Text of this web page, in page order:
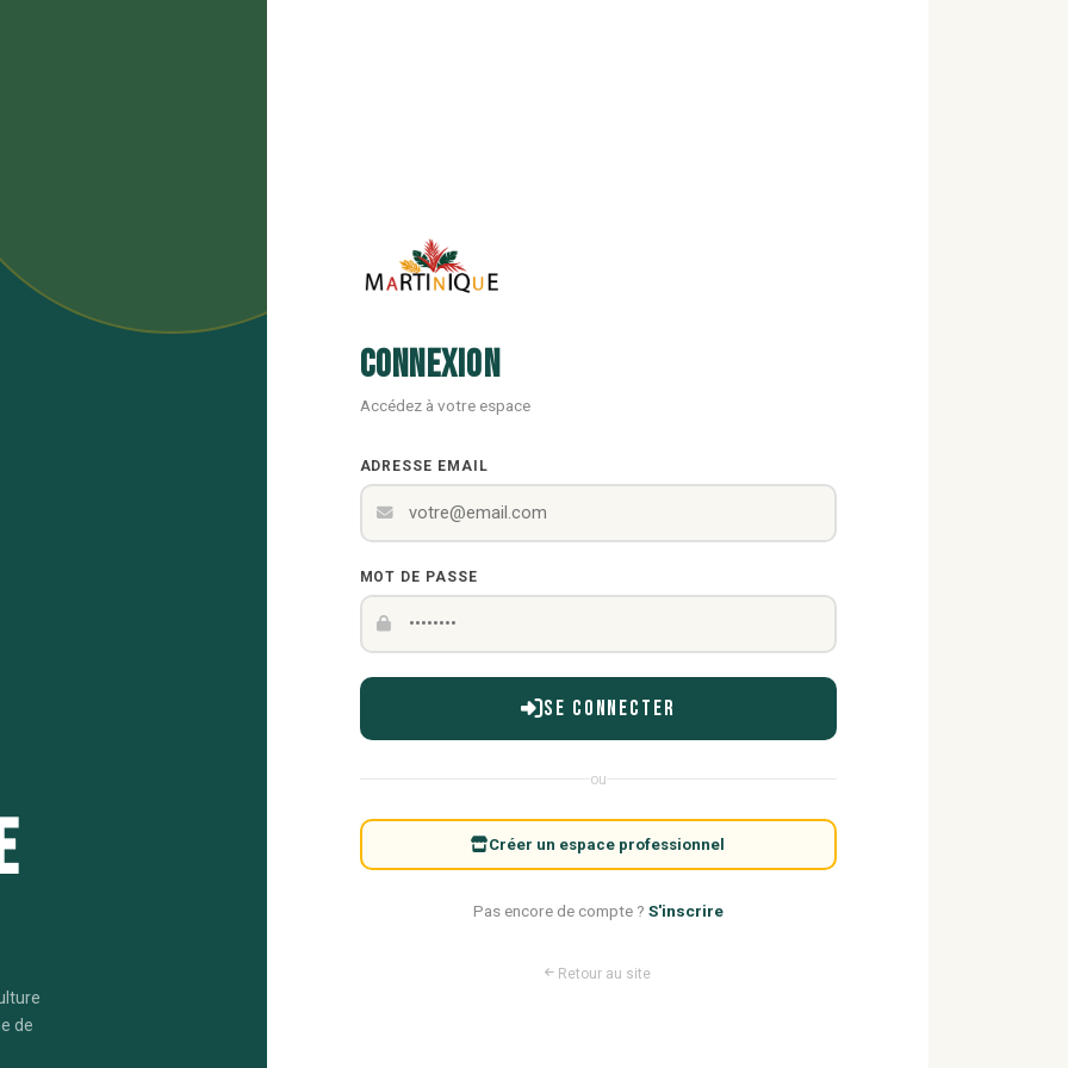
de
Connexion
Accédez à votre espace
ADRESSE EMAIL
MOT DE PASSE
Se connecter
ou
Créer un espace professionnel
Pas encore de compte ? S'inscrire
Retour au site